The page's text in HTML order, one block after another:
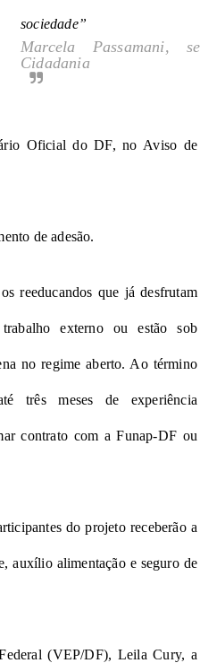
sociedade”
Marcela Passamani,
Cidadania
Oficial do DF, no Aviso de
de adesão.
reeducandos que já desfrutam
externo ou estão sob
no regime aberto. Ao término
três meses de experiência
contrato com a Funap-DF ou
do projeto receberão a
auxílio alimentação e seguro de
(VEP/DF), Leila Cury, a